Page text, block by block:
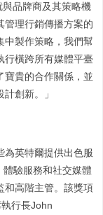
品牌商及其策略機
管理行銷傳播方案的
中製作策略，我們幫
行橫跨所有媒體平臺
寶貴的合作關係，並
創新。」
為英特爾提供出色服
驗服務和社交媒體
和高階主管。該獎項
行長John